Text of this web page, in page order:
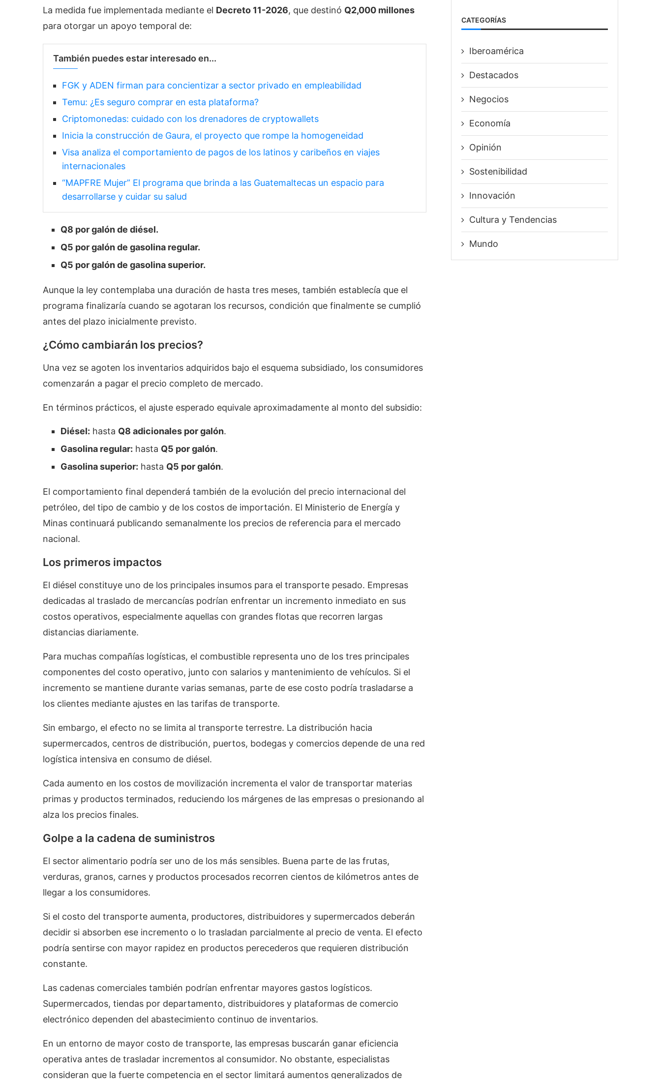
La medida fue implementada mediante el Decreto 11-2026, que destinó Q2,000 millones
para otorgar un apoyo temporal de:
También puedes estar interesado en...
FGK y ADEN firman para concientizar a sector privado en empleabilidad
Temu: ¿Es seguro comprar en esta plataforma?
Criptomonedas: cuidado con los drenadores de cryptowallets
Inicia la construcción de Gaura, el proyecto que rompe la homogeneidad
Visa analiza el comportamiento de pagos de los latinos y caribeños en viajes
internacionales
“MAPFRE Mujer” El programa que brinda a las Guatemaltecas un espacio para
desarrollarse y cuidar su salud
Q8 por galón de diésel.
Q5 por galón de gasolina regular.
Q5 por galón de gasolina superior.
Aunque la ley contemplaba una duración de hasta tres meses, también establecía que el
programa finalizaría cuando se agotaran los recursos, condición que finalmente se cumplió
antes del plazo inicialmente previsto.
¿Cómo cambiarán los precios?
Una vez se agoten los inventarios adquiridos bajo el esquema subsidiado, los consumidores
comenzarán a pagar el precio completo de mercado.
En términos prácticos, el ajuste esperado equivale aproximadamente al monto del subsidio:
Diésel: hasta Q8 adicionales por galón.
Gasolina regular: hasta Q5 por galón.
Gasolina superior: hasta Q5 por galón.
El comportamiento final dependerá también de la evolución del precio internacional del
petróleo, del tipo de cambio y de los costos de importación. El Ministerio de Energía y
Minas continuará publicando semanalmente los precios de referencia para el mercado
nacional.
Los primeros impactos
El diésel constituye uno de los principales insumos para el transporte pesado. Empresas
dedicadas al traslado de mercancías podrían enfrentar un incremento inmediato en sus
costos operativos, especialmente aquellas con grandes flotas que recorren largas
distancias diariamente.
Para muchas compañías logísticas, el combustible representa uno de los tres principales
componentes del costo operativo, junto con salarios y mantenimiento de vehículos. Si el
incremento se mantiene durante varias semanas, parte de ese costo podría trasladarse a
los clientes mediante ajustes en las tarifas de transporte.
Sin embargo, el efecto no se limita al transporte terrestre. La distribución hacia
supermercados, centros de distribución, puertos, bodegas y comercios depende de una red
logística intensiva en consumo de diésel.
Cada aumento en los costos de movilización incrementa el valor de transportar materias
primas y productos terminados, reduciendo los márgenes de las empresas o presionando al
alza los precios finales.
Golpe a la cadena de suministros
El sector alimentario podría ser uno de los más sensibles. Buena parte de las frutas,
verduras, granos, carnes y productos procesados recorren cientos de kilómetros antes de
llegar a los consumidores.
Si el costo del transporte aumenta, productores, distribuidores y supermercados deberán
decidir si absorben ese incremento o lo trasladan parcialmente al precio de venta. El efecto
podría sentirse con mayor rapidez en productos perecederos que requieren distribución
constante.
Las cadenas comerciales también podrían enfrentar mayores gastos logísticos.
Supermercados, tiendas por departamento, distribuidores y plataformas de comercio
electrónico dependen del abastecimiento continuo de inventarios.
En un entorno de mayor costo de transporte, las empresas buscarán ganar eficiencia
operativa antes de trasladar incrementos al consumidor. No obstante, especialistas
consideran que la fuerte competencia en el sector limitará aumentos generalizados de
CATEGORÍAS
Iberoamérica
Destacados
Negocios
Economía
Opinión
Sostenibilidad
Innovación
⁠Cultura y Tendencias
Mundo